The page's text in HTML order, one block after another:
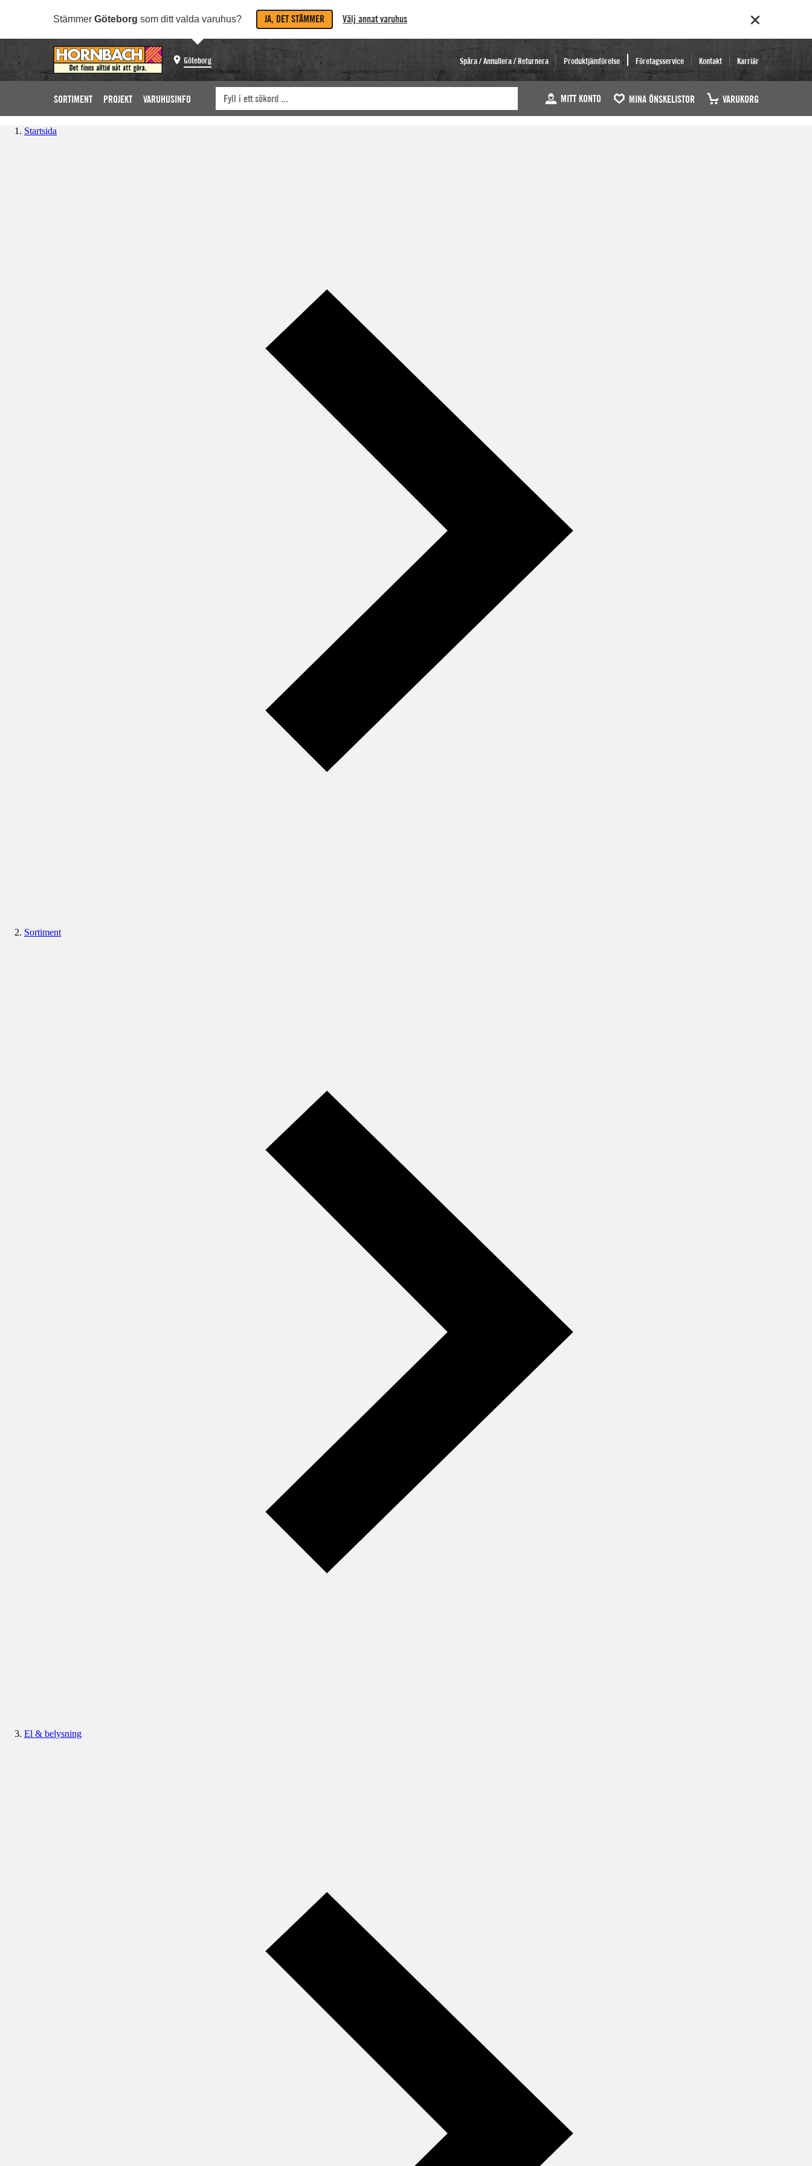
Stämmer Göteborg som ditt valda varuhus? JA, DET STÄMMER Välj annat varuhus
Göteborg Spåra / Annullera / Returnera Produktjämförelse Företagsservice Kontakt Karriär
SORTIMENT PROJEKT VARUHUSINFO MITT KONTO MINA ÖNSKELISTOR VARUKORG
Startsida
Sortiment
El & belysning